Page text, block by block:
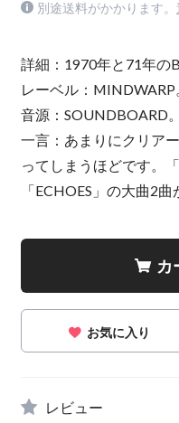
別途送料がかかります。
詳細：1970年と71年の
レーベル：MINDWARP
音源：SOUNDBOARD。
一言：あまりにクリア
ってしまうほどです。
「ECHOES」の大曲2
カ
お気に入り
レビュー